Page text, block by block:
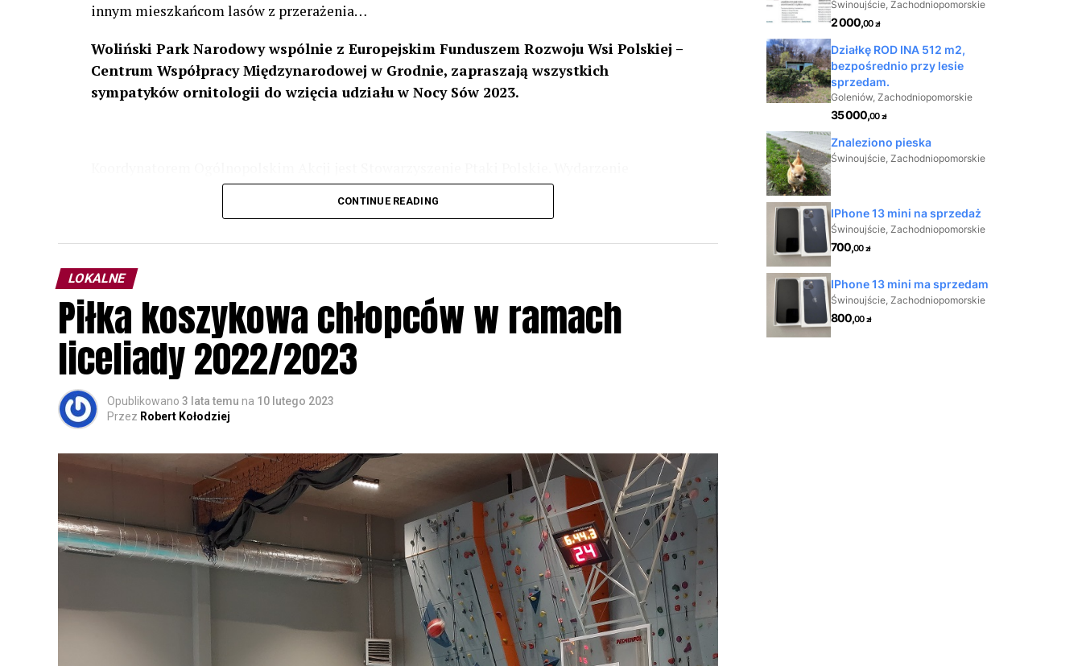
innym mieszkańcom lasów z przerażenia…
Woliński Park Narodowy wspólnie z Europejskim Funduszem Rozwoju Wsi Polskiej –
Centrum Współpracy Międzynarodowej w Grodnie, zapraszają wszystkich
sympatyków ornitologii do wzięcia udziału w Nocy Sów 2023.
odbędzie się w dniach24 i 25 lutego 2023 r. wg harmonogramu przedstawionego na
Wszystkich uczestników zapraszamy do udziału w Akcji, włączenia się w aktywne
rozpoznawanie głosów sów i wymianę doświadczeń przy grillu.Na wydarzenie obowiązują
zapisy.
CONTINUE READING
LOKALNE
Piłka koszykowa chłopców w ramach
liceliady 2022/2023
Opublikowano 3 lata temu na 10 lutego 2023
Przez Robert Kołodziej